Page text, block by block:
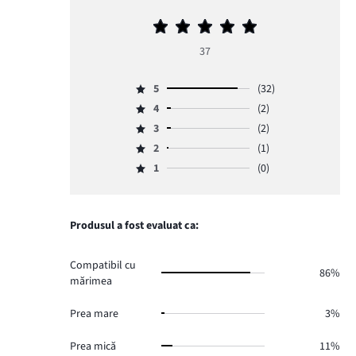
Evaluarea
5
37
Evaluare
5,
numărul
de
32.
5
(32)
Evaluare
4,
numărul
de
4
(2)
Evaluare
3,
numărul
3
(2)
Evaluare
2,
voturi
1.
2
(1)
Evaluare
de
1 (0)
Produsul a fost evaluat ca:
Compatibil cu
mărimea
86%
Prea mare 3%
Prea mică 11%